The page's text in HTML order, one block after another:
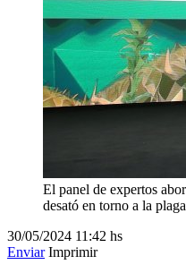
El panel de expertos
desató en torno a la
30/05/2024 11:42 hs
Enviar Imprimir